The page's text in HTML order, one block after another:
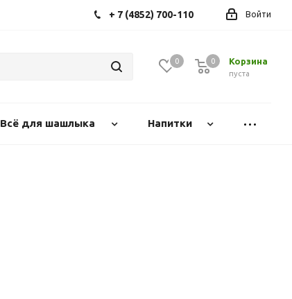
Войти
+ 7 (4852) 700-110
0 Корзина
0
пуста
0
Всё для шашлыка Напитки